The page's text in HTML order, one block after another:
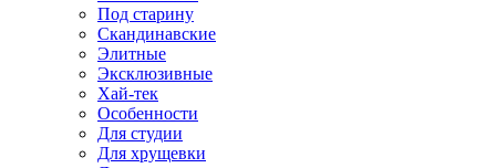
Под старину
Скандинавские
Элитные
Эксклюзивные
Хай-тек
Особенности
Для студии
Для хрущевки